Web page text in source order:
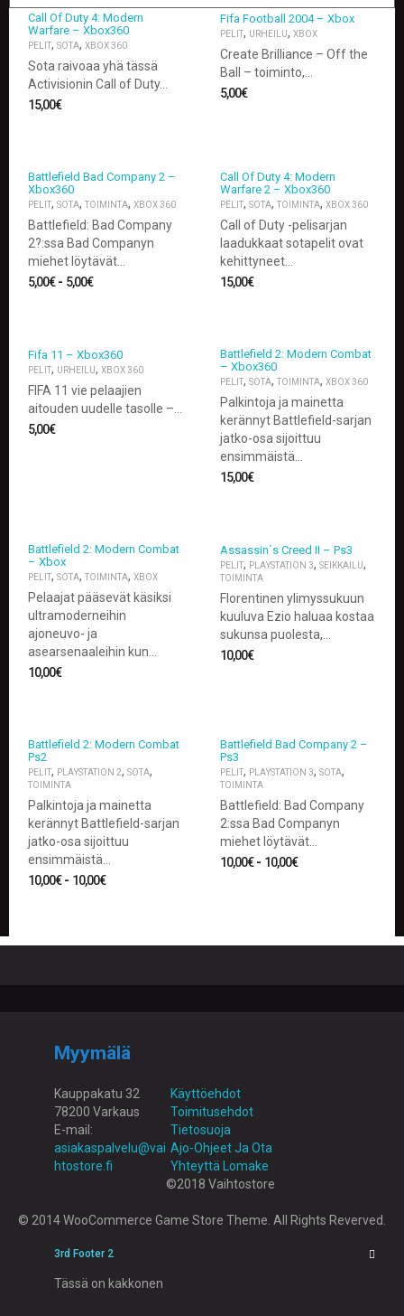
O
A
I
Call Of Duty 4: Modern
Warfare – Xbox360
PELIT, SOTA, XBOX 360
Sota raivoaa yhä tässä
Activisionin Call of Duty…
15,00€
Fifa Football 2004 – Xbox
PELIT, URHEILU, XBOX
Create Brilliance – Off the
Ball – toiminto,…
5,00€
Battlefield Bad Company 2 –
Xbox360
PELIT, SOTA, TOIMINTA, XBOX 360
Battlefield: Bad Company
2?:ssa Bad Companyn
miehet löytävät…
5,00€- 5,00€
Call Of Duty 4: Modern
Warfare 2 – Xbox360
PELIT, SOTA, TOIMINTA, XBOX 360
Call of Duty -pelisarjan
laadukkaat sotapelit ovat
kehittyneet…
15,00€
Fifa 11 – Xbox360
PELIT, URHEILU, XBOX 360
FIFA 11 vie pelaajien
aitouden uudelle tasolle –…
5,00€
Battlefield 2: Modern Combat
– Xbox360
PELIT, SOTA, TOIMINTA, XBOX 360
Palkintoja ja mainetta
kerännyt Battlefield-sarjan
jatko-osa sijoittuu
ensimmäistä…
15,00€
Battlefield 2: Modern Combat
– Xbox
PELIT, SOTA, TOIMINTA, XBOX
Pelaajat pääsevät käsiksi
ultramoderneihin
ajoneuvo- ja
asearsenaaleihin kun…
10,00€
Assassin`s Creed II – Ps3
PELIT, PLAYSTATION 3, SEIKKAILU,
TOIMINTA
Florentinen ylimyssukuun
kuuluva Ezio haluaa kostaa
sukunsa puolesta,…
10,00€
Battlefield 2: Modern Combat
Ps2
PELIT, PLAYSTATION 2, SOTA,
TOIMINTA
Palkintoja ja mainetta
kerännyt Battlefield-sarjan
jatko-osa sijoittuu
ensimmäistä…
10,00€- 10,00€
Battlefield Bad Company 2 –
Ps3
PELIT, PLAYSTATION 3, SOTA,
TOIMINTA
Battlefield: Bad Company
2:ssa Bad Companyn
miehet löytävät…
10,00€- 10,00€
Myymälä
Kauppakatu 32
78200 Varkaus
E-mail:
asiakaspalvelu@vai
htostore.fi
Käyttöehdot
Toimitusehdot
Tietosuoja
Ajo-Ohjeet Ja Ota
Yhteyttä Lomake
©2018 Vaihtostore
© 2014 WooCommerce Game Store Theme. All Rights Reverved.
3rd Footer 2
Tässä on kakkonen